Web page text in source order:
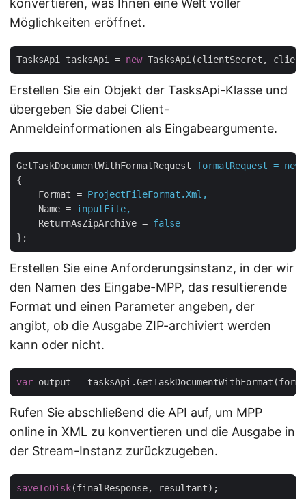
konvertieren, was Ihnen eine Welt voller
Möglichkeiten eröffnet.
TasksApi tasksApi = new
Erstellen Sie ein Objekt der TasksApi-Klasse und
übergeben Sie dabei Client-
Anmeldeinformationen als Eingabeargumente.
GetTaskDocumentWithFormatRequest
formatRequest = new
{
Format = ProjectFileFormat.Xml,
Name = inputFile,
ReturnAsZipArchive = false
};
Erstellen Sie eine Anforderungsinstanz, in der wir
den Namen des Eingabe-MPP, das resultierende
Format und einen Parameter angeben, der
angibt, ob die Ausgabe ZIP-archiviert werden
kann oder nicht.
var
Rufen Sie abschließend die API auf, um MPP
online in XML zu konvertieren und die Ausgabe in
der Stream-Instanz zurückzugeben.
saveToDisk